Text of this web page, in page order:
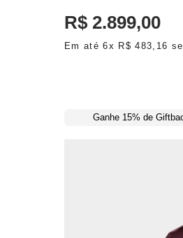
R$ 2.899,00
Em até6x R$ 483 16
Ganhe 15% de